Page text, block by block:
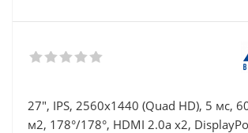
27", IPS, 2560x1440 (Quad HD), 5 мс,
м2, 178°/178°, HDMI 2.0a x2,